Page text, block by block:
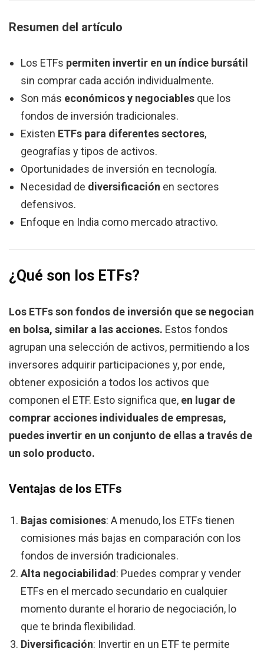
Resumen del artículo
Los ETFs permiten invertir en un índice bursátil
sin comprar cada acción individualmente.
Son más económicos y negociables que los
fondos de inversión tradicionales.
Existen ETFs para diferentes sectores,
geografías y tipos de activos.
Oportunidades de inversión en tecnología.
Necesidad de diversificación en sectores
defensivos.
Enfoque en India como mercado atractivo.
¿Qué son los ETFs?
Los ETFs son fondos de inversión que se negocian
en bolsa, similar a las acciones. Estos fondos
agrupan una selección de activos, permitiendo a los
inversores adquirir participaciones y, por ende,
obtener exposición a todos los activos que
componen el ETF. Esto significa que, en lugar de
comprar acciones individuales de empresas,
puedes invertir en un conjunto de ellas a través de
un solo producto.
Ventajas de los ETFs
Bajas comisiones: A menudo, los ETFs tienen
comisiones más bajas en comparación con los
fondos de inversión tradicionales.
Alta negociabilidad: Puedes comprar y vender
ETFs en el mercado secundario en cualquier
momento durante el horario de negociación, lo
que te brinda flexibilidad.
Diversificación: Invertir en un ETF te permite